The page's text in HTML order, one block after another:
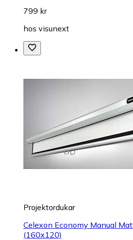
799 kr
hos visunext
Projektordukar
Celexon Economy Manual
(160x120)